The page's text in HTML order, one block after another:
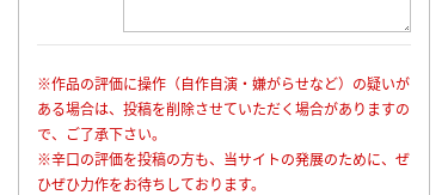
※作品の評価に操作（自作自演・嫌がらせなど）の疑いが
ある場合は、投稿を削除させていただく場合がありますの
で、ご了承下さい。
※辛口の評価を投稿の方も、当サイトの発展のために、ぜ
ひぜひ力作をお待ちしております。